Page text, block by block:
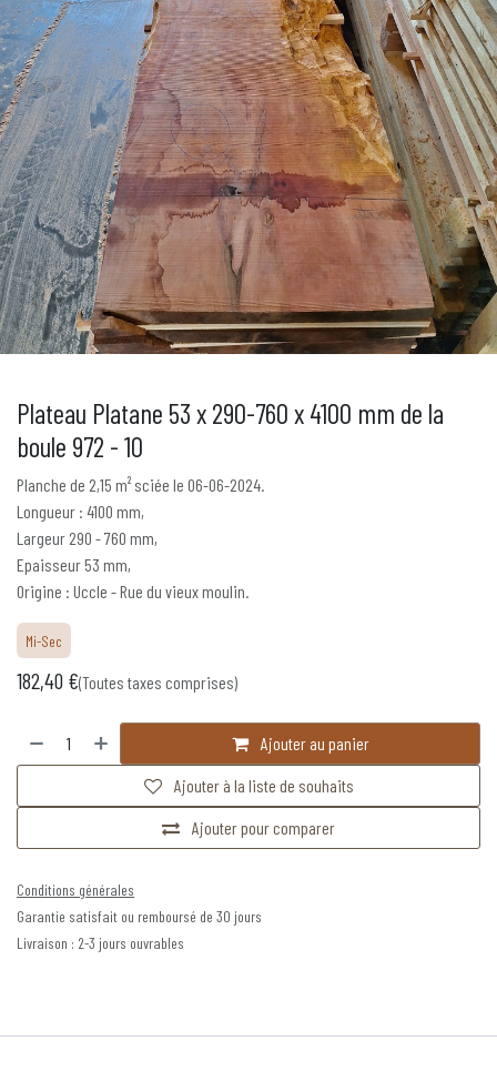
Plateau Platane 53 x 290-760 x 4100 mm de la
boule 972 - 10
Planche de 2,15 m² sciée le 06-06-2024.
Longueur : 4100 mm,
Largeur 290 - 760 mm,
Epaisseur 53 mm,
Origine : Uccle - Rue du vieux moulin.
Mi-Sec
182,40 €(Toutes taxes comprises)
Ajouter au panier
Ajouter pour comparer
Ajouter à la liste de souhaits
Conditions générales
Garantie satisfait ou remboursé de 30 jours
Livraison : 2-3 jours ouvrables